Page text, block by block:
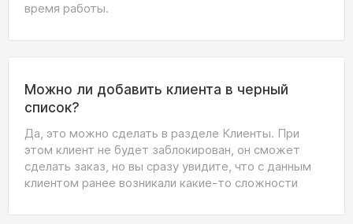
время работы.
Можно ли добавить клиента в черный
список?
Да, это можно сделать в разделе Клиенты. При
этом клиент не будет заблокирован, он сможет
сделать заказ, но вы сразу увидите, что с данным
клиентом ранее возникали какие-то сложности